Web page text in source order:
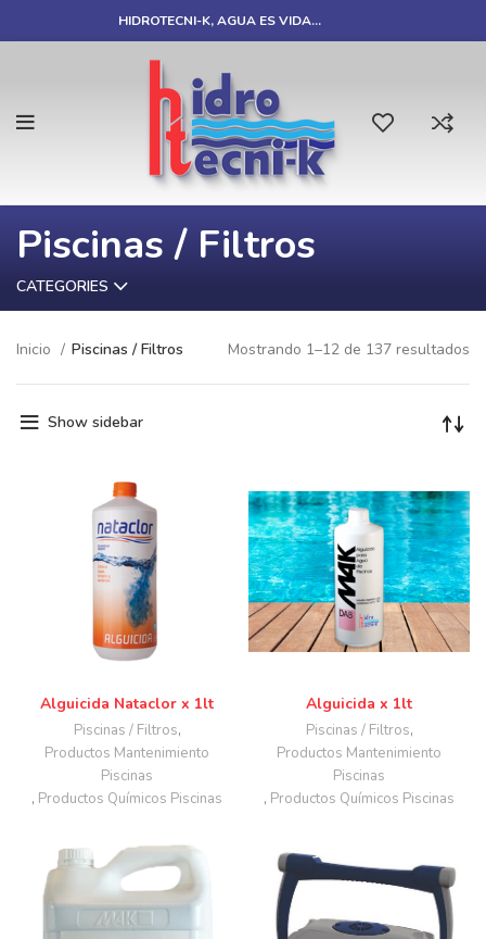
HIDROTECNI-K, AGUA ES VIDA…
Piscinas / Filtros
CATEGORIES
Inicio Piscinas / Filtros Mostrando 1–12 de 137 resultados
Show sidebar
Alguicida Nataclor x 1lt
Piscinas / Filtros,
Productos Mantenimiento
Piscinas
, Productos Químicos Piscinas
Alguicida x 1lt
Piscinas / Filtros,
Productos Mantenimiento
Piscinas
, Productos Químicos Piscinas